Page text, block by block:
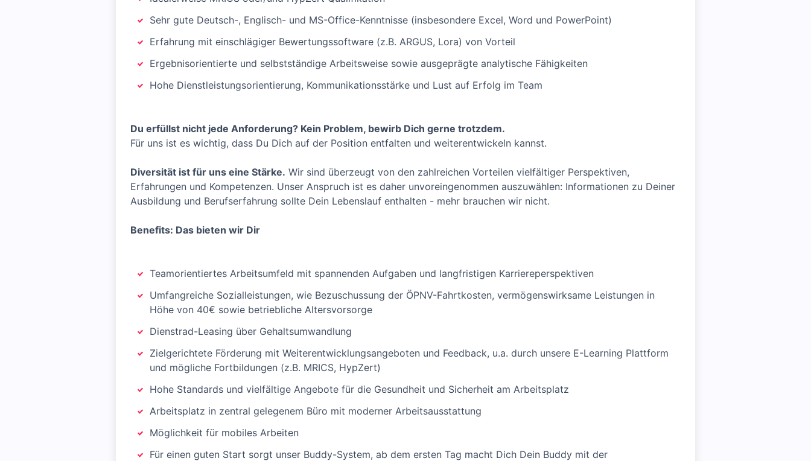
Sehr gute Deutsch-, Englisch- und MS-Office-Kenntnisse (insbesondere Excel, Word und PowerPoint)
Erfahrung mit einschlägiger Bewertungssoftware (z.B. ARGUS, Lora) von Vorteil
Ergebnisorientierte und selbstständige Arbeitsweise sowie ausgeprägte analytische Fähigkeiten
Hohe Dienstleistungsorientierung, Kommunikationsstärke und Lust auf Erfolg im Team
Du erfüllst nicht jede Anforderung? Kein Problem, bewirb Dich gerne trotzdem.
Für uns ist es wichtig, dass Du Dich auf der Position entfalten und weiterentwickeln kannst.
Diversität ist für uns eine Stärke. Wir sind überzeugt von den zahlreichen Vorteilen vielfältiger Perspektiven,
Erfahrungen und Kompetenzen. Unser Anspruch ist es daher unvoreingenommen auszuwählen: Informationen zu Deiner
Ausbildung und Berufserfahrung sollte Dein Lebenslauf enthalten - mehr brauchen wir nicht.
Benefits: Das bieten wir Dir
Teamorientiertes Arbeitsumfeld mit spannenden Aufgaben und langfristigen Karriereperspektiven
Umfangreiche Sozialleistungen, wie Bezuschussung der ÖPNV-Fahrtkosten, vermögenswirksame Leistungen in
Höhe von 40€ sowie betriebliche Altersvorsorge
Dienstrad-Leasing über Gehaltsumwandlung
Zielgerichtete Förderung mit Weiterentwicklungsangeboten und Feedback, u.a. durch unsere E-Learning Plattform
und mögliche Fortbildungen (z.B. MRICS, HypZert)
Hohe Standards und vielfältige Angebote für die Gesundheit und Sicherheit am Arbeitsplatz
Arbeitsplatz in zentral gelegenem Büro mit moderner Arbeitsausstattung
Möglichkeit für mobiles Arbeiten
Für einen guten Start sorgt unser Buddy-System, ab dem ersten Tag macht Dich Dein Buddy mit der